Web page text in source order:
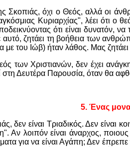
Σκοπιάς, όχι ο Θεός, αλλά οι
Κυριαρχίας", λέει ότι ο
ότι είναι δυνατόν,
ζητάει τη βοήθεια των
με του Ιώβ) ήταν λάθος. Μας
των Χριστιανών, δεν έχει
στη Δευτέρα Παρουσία, όταν θα
5.Ένας
δεν είναι Τριαδικός. Δεν
Αν λοιπόν είναι άναρχος,
για να είναι Αγάπη; Δεν